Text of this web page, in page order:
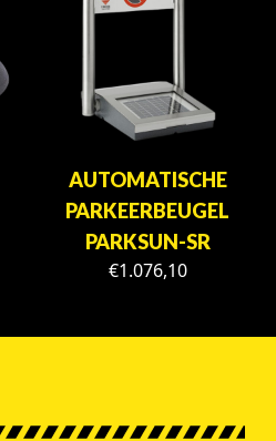
AUTOMATISCHE
PARKEERBEUGEL
PARKSUN-SR
€1.076,10